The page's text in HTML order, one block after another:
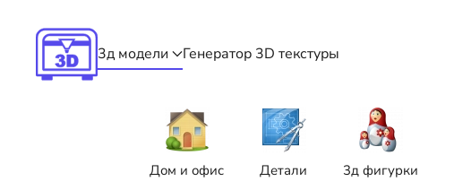
Skip to main content
3д модели Генератор 3D текстуры
Дом и офис Детали 3д фигурки